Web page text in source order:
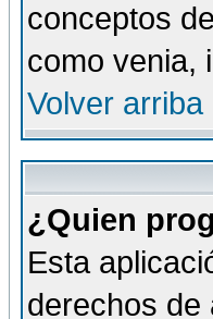
conceptos
como venia,
Volver arriba
¿Quien
Esta
derechos